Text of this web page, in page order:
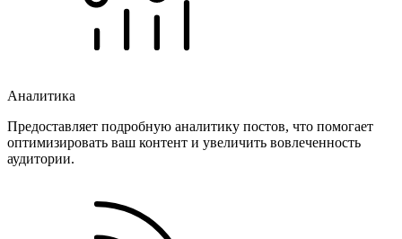
Аналитика
Предоставляет подробную аналитику постов, что помогает
оптимизировать ваш контент и увеличить вовлеченность
аудитории.